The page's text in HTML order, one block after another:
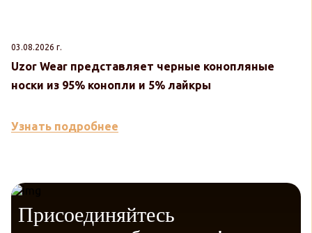
03.08.2026 г.
Uzor Wear представляет черные конопляные
носки из 95% конопли и 5% лайкры
Узнать подробнее
Присоединяйтесь